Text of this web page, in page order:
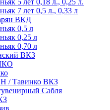
5 лет 0,18 л., 0,25 л.
7 лет 0,5 л., 0,33 л
ВКД
0,5 л
0,25 л
0,70 л
ВКЗ
/ Тавинко ВКЗ
Сабля